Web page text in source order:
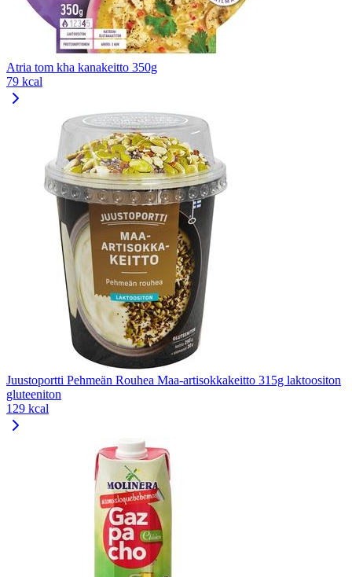
Atria tom kha kanakeitto 350g
79 kcal
Juustoportti Pehmeän Rouhea Maa-artisokkakeitto 315g laktoositon
gluteeniton
129 kcal